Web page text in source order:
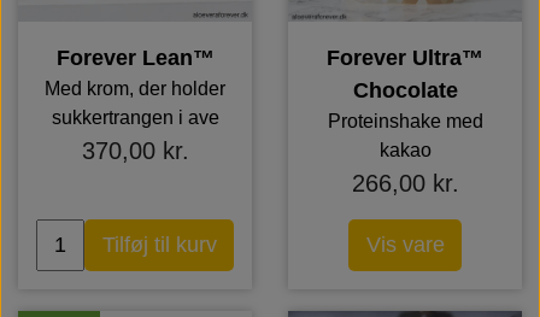
Forever Lean™
Med krom, der holder
sukkertrangen i ave
370,00 kr.
Tilføj til kurv
Forever Ultra™
Chocolate
Proteinshake med
kakao
266,00 kr.
Vis vare